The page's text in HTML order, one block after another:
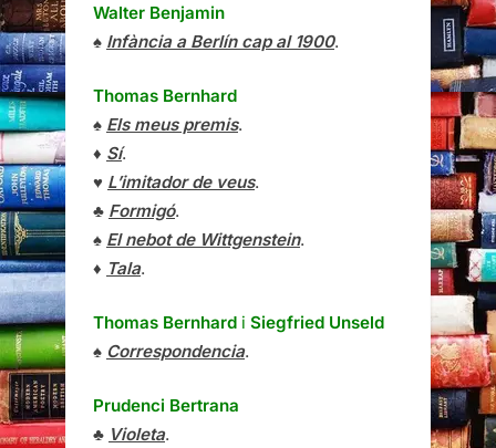
Walter Benjamin
♠ Infància a Berlín cap al 1900.
Thomas Bernhard
♠ Els meus premis.
♦ Sí.
♥ L’imitador de veus.
♣ Formigó.
♠ El nebot de Wittgenstein.
♦ Tala.
Thomas Bernhard i Siegfried Unseld
♠ Correspondencia.
Prudenci Bertrana
♣ Violeta.